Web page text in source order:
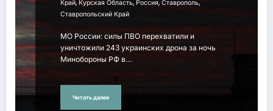
Край, Курская Область, Россия, Ставрополь,
Ставропольский Край
МО России: силы ПВО перехватили и
уничтожили 243 украинских дрона за ночь
Минобороны РФ в…
Читать далее